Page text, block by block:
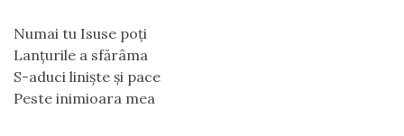
Numai tu Isuse poți
Lanțurile a sfărâma
S-aduci liniște și pace
Peste inimioara mea